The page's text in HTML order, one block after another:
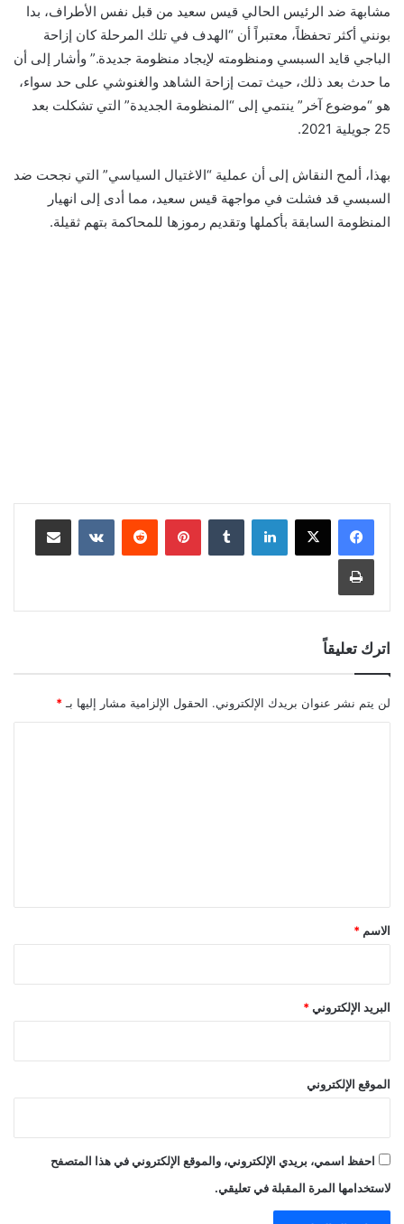
مشابهة ضد الرئيس الحالي قيس سعيد من قبل نفس الأطراف، بدا
بونني أكثر تحفظاً، معتبراً أن “الهدف في تلك المرحلة كان إزاحة
الباجي قايد السبسي ومنظومته لإيجاد منظومة جديدة.” وأشار إلى أن
ما حدث بعد ذلك، حيث تمت إزاحة الشاهد والغنوشي على حد سواء،
هو “موضوع آخر” ينتمي إلى “المنظومة الجديدة” التي تشكلت بعد
25 جويلية 2021.
بهذا، ألمح النقاش إلى أن عملية “الاغتيال السياسي” التي نجحت ضد
السبسي قد فشلت في مواجهة قيس سعيد، مما أدى إلى انهيار
المنظومة السابقة بأكملها وتقديم رموزها للمحاكمة بتهم ثقيلة.
لينكدإن بينتيريست مشاركة عبر البريد
طباعة
اترك تعليقاً
لن يتم نشر عنوان بريدك الإلكتروني. الحقول الإلزامية مشار إليها بـ *
*
الاسم *
البريد الإلكتروني *
الموقع الإلكتروني
احفظ اسمي، بريدي الإلكتروني، والموقع الإلكتروني في هذا المتصفح
لاستخدامها المرة المقبلة في تعليقي.